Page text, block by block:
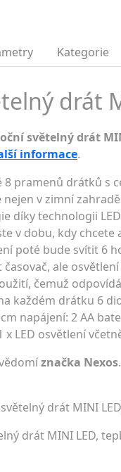
Kategorie
drát
světelný drát
informace.
8 pramenů drátků s
v zimní
díky technologii
v dobu, kdy
poté bude svítit 6
ale
čemuž
každém drátku 6
napájení: 2 AA
LED osvětlení
značka Nexos
drát MINI
drát MINI LED,